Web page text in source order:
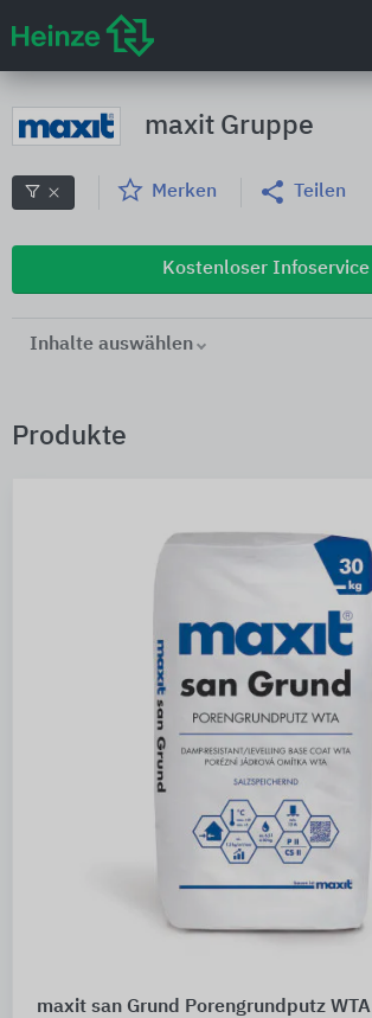
maxit Gruppe
Merken Teilen
Kostenloser Infoservice
Inhalte auswählen
Produkte
maxit san Grund Porengrundputz WTA